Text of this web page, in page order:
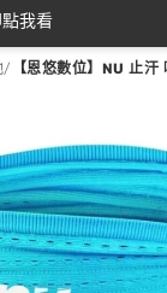
我看
/ 【恩悠數位】NU 止